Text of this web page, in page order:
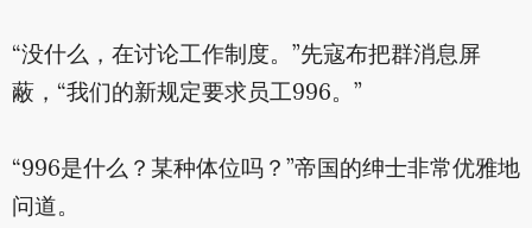
“没什么，在讨论工作制度。”先寇布把群消息屏
蔽，“我们的新规定要求员工996。”
“996是什么？某种体位吗？”帝国的绅士非常优雅地
问道。